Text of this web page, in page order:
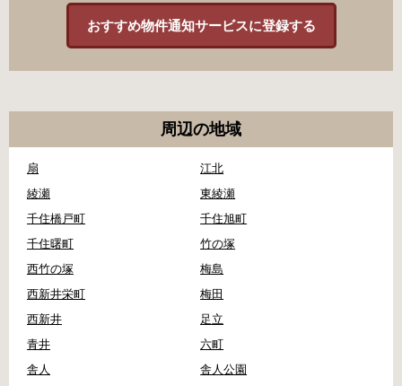
おすすめ物件通知サービスに登録する
周辺の地域
扇
江北
綾瀬
東綾瀬
千住橋戸町
千住旭町
千住曙町
竹の塚
西竹の塚
梅島
西新井栄町
梅田
西新井
足立
青井
六町
舎人
舎人公園